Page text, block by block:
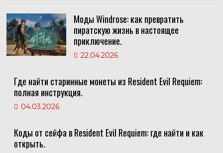
Моды Windrose: как превратить
пиратскую жизнь в настоящее
приключение.
22.04.2026
Где найти старинные монеты из Resident Evil Requiem:
полная инструкция.
04.03.2026
Коды от сейфа в Resident Evil Requiem: где найти и как
открыть.